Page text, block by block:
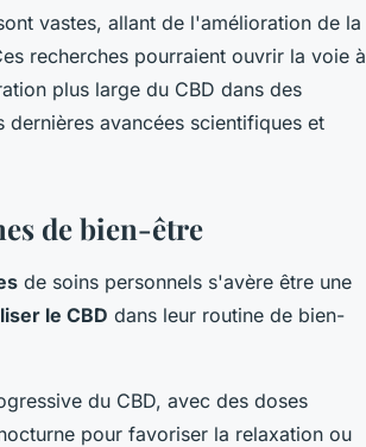
vastes, allant de l'amélioration de la
recherches pourraient ouvrir la voie à
plus large du CBD dans des
avancées scientifiques et
de bien-être
de soins personnels s'avère être une
le CBD dans leur routine de bien-
du CBD, avec des doses
pour favoriser la relaxation ou